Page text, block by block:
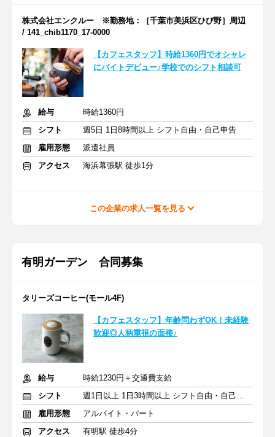
株式会社エンクルー ※勤務地：［千葉市美浜区ひび野］周辺
/ 141_chib1170_17-0000
【カフェスタッフ】時給1360円でオシャレ
にバイトデビュー♪学校でのシフト相談可
給与
時給1360円
シフト
週5日 1日8時間以上 シフト自由・自己申告
雇用形態
派遣社員
アクセス
海浜幕張駅 徒歩1分
この企業の求人一覧を見る
有明ガーデン 合同募集
タリーズコーヒー(モール4F)
【カフェスタッフ】年齢問わずOK！未経験
歓迎◎人柄重視の面接♪
給与
時給1230円＋交通費支給
シフト
週1日以上 1日3時間以上 シフト自由・自己申告
雇用形態
アルバイト・パート
アクセス
有明駅 徒歩4分